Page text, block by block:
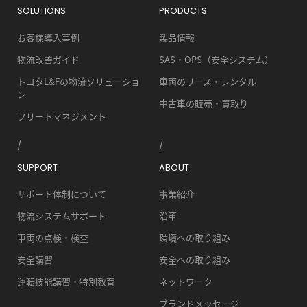
SOLUTIONS
お客様導入事例
物流改善ガイド
トヨタL&Fの物流ソリューショ
ン
フリートマネジメント
PRODUCTS
製品情報
SAS・OPS（安全システム）
車両のリース・レンタル
中古車の販売・買取り
SUPPORT
サポート体制について
物流システムサポート
車両の点検・検査
安全講習
運転技能講習・特別教育
ABOUT
事業紹介
沿革
環境への取り組み
安全への取り組み
ネットワーク
ブランドメッセージ